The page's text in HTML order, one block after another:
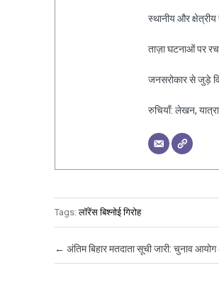
स्थानीय और क्षेत्रीय
ताज़ा घटनाओं पर
जनसरोकार से जुड़े
रुचियाँ: लेखन,
Tags:लॉरेंस बिश्नोई गिरोह
Post navigation
← अंतिम बिहार मतदाता सूची जारी: चुनाव